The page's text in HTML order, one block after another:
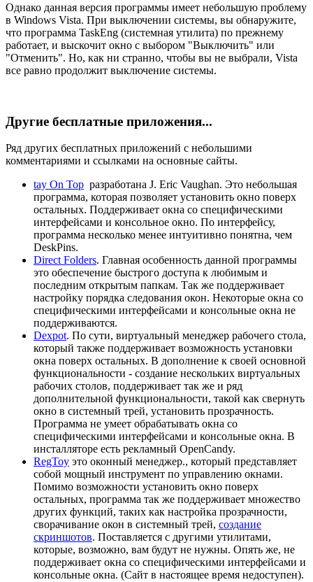
Однако данная версия программы имеет небольшую проблему
в Windows Vista. При выключении системы, вы обнаружите,
что программа TaskEng (системная утилита) по прежнему
работает, и выскочит окно с выбором "Выключить" или
"Отменить". Но, как ни странно, чтобы вы не выбрали, Vista
все равно продолжит выключение системы.
Другие бесплатные приложения...
Ряд других бесплатных приложений с небольшими
комментариями и ссылками на основные сайты.
tay On Top разработана J. Eric Vaughan. Это небольшая
программа, которая позволяет установить окно поверх
остальных. Поддерживает окна со специфическими
интерфейсами и консольное окно. По интерфейсу,
программа несколько менее интуитивно понятна, чем
DeskPins.
Direct Folders. Главная особенность данной программы
это обеспечение быстрого доступа к любимым и
последним открытым папкам. Так же поддерживает
настройку порядка следования окон. Некоторые окна со
специфическими интерфейсами и консольные окна не
поддерживаются.
Dexpot. По сути, виртуальный менеджер рабочего стола,
который также поддерживает возможность установки
окна поверх остальных. В дополнение к своей основной
функциональности - создание нескольких виртуальных
рабочих столов, поддерживает так же и ряд
дополнительной функциональности, такой как свернуть
окно в системный трей, установить прозрачность.
Программа не умеет обрабатывать окна со
специфическими интерфейсами и консольные окна. В
инсталляторе есть рекламный OpenCandy.
RegToy это оконный менеджер., который представляет
собой мощный инструмент по управлению окнами.
Помимо возможности установить окно поверх
остальных, программа так же поддерживает множество
других функций, таких как настройка прозрачности,
сворачивание окон в системный трей, создание
скриншотов. Поставляется с другими утилитами,
которые, возможно, вам будут не нужны. Опять же, не
поддерживает окна со специфическими интерфейсами и
консольные окна. (Сайт в настоящее время недоступен).